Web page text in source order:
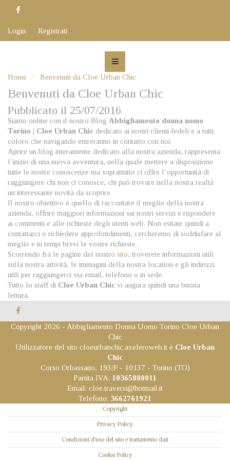
Login Registrati
Home Benvenuti da Cloe Urban Chic
Benvenuti da Cloe Urban Chic
Pubblicato il 25/07/2016
Siamo online con il nostro Blog Abbigliamento donna uomo
Torino | Cloe Urban Chic dedicato ai nostri clienti fedeli e a tutti
coloro che navigando entreranno in contatto con noi.
Aprire un blog interamente dedicato alla nostra azienda, rappresenta
l’inizio di una nuova avventura, nella quale mettere a disposizione
tutte le nostre conoscenze ma soprattutto ci offre l’opportunità di
raggiungere chi non ci conosce, chi può trovare nella nostra realtà
un interessante novità da scoprire.
Il nostro obiettivo è quello di raccontare il meglio della nostra
azienda, offrire maggiori informazioni sui nostri servizi e rispondere
ai commenti e alle richieste degli utenti web. Non esitate quindi a
contattarci o richiedere approfondimenti, cercheremo di soddisfare al
meglio e in tempi brevi le vostre richieste.
Scorrendo fra le pagine del nostro sito, troverete informazioni utili
sulla nostra attività, le immagini della nostra location e gli indirizzi
utili per raggiungerci via email, telefono o in sede.
Tutto lo staff di Cloe Urban Chic vi augura quindi una buona
lettura.
Copyright 2026 - Abbigliamento Donna Uomo Torino Cloe Urban
Chic
Utilizzatore del sito cloeurbanchic.axeleroweb.it è Cloe Urban
Chic
Corso Orbassano, 193/F - 10137 - Torino (TO)
Partita IVA: 10365880011
Email: cloe.traversi@hotmail.it
Telefono: 3662761921
Copyright
Privacy Policy
Condizioni d'uso del sito e trattamento dati
Cookie Policy